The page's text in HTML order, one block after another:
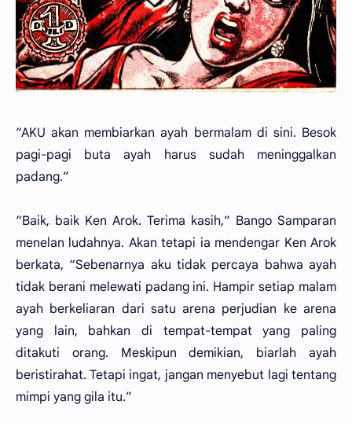
“AKU akan membiarkan ayah bermalam di sini. Besok
pagi-pagi buta ayah harus sudah meninggalkan
padang.”
“Baik, baik Ken Arok. Terima kasih,” Bango Samparan
menelan ludahnya. Akan tetapi ia mendengar Ken Arok
berkata, “Sebenarnya aku tidak percaya bahwa ayah
tidak berani melewati padang ini. Hampir setiap malam
ayah berkeliaran dari satu arena perjudian ke arena
yang lain, bahkan di tempat-tempat yang paling
ditakuti orang. Meskipun demikian, biarlah ayah
beristirahat. Tetapi ingat, jangan menyebut lagi tentang
mimpi yang gila itu.”